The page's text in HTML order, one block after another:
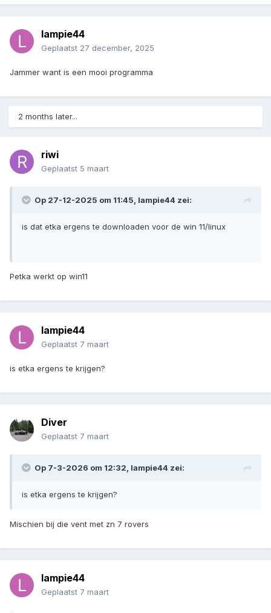
lampie44
Geplaatst 27 december, 2025
Jammer want is een mooi programma
2 months later...
riwi
Geplaatst 5 maart
Op 27-12-2025 om 11:45, lampie44 zei:
is dat etka ergens te downloaden voor de win 11/linux
Petka werkt op win11
lampie44
Geplaatst 7 maart
is etka ergens te krijgen?
Diver
Geplaatst 7 maart
Op 7-3-2026 om 12:32, lampie44 zei:
is etka ergens te krijgen?
Mischien bij die vent met zn 7 rovers
lampie44
Geplaatst 7 maart